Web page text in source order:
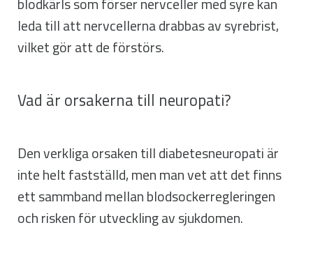
blodkärls som förser nervceller med syre kan
leda till att nervcellerna drabbas av syrebrist,
vilket gör att de förstörs.
Vad är orsakerna till neuropati?
Den verkliga orsaken till diabetesneuropati är
inte helt fastställd, men man vet att det finns
ett sammband mellan blodsockerregleringen
och risken för utveckling av sjukdomen.